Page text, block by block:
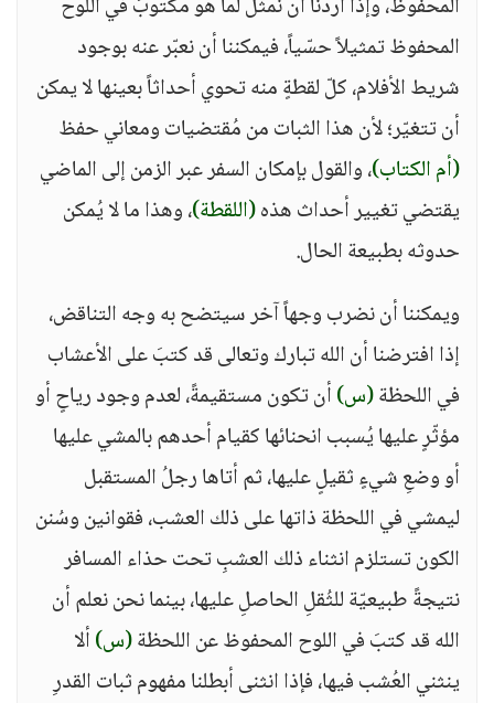
المحفوظ، وإذا أردنا أن نمثّل لما هو مكتوبٌ في اللوح
المحفوظ تمثيلاً حسّياً، فيمكننا أن نعبّر عنه بوجود
شريط الأفلام، كلّ لقطةٍ منه تحوي أحداثاً بعينها لا يمكن
أن تتغيّر؛ لأن هذا الثبات من مُقتضيات ومعاني حفظ
(أم الكتاب)، والقول بإمكان السفر عبر الزمن إلى الماضي
يقتضي تغيير أحداث هذه(اللقطة)، وهذا ما لا يُمكن
حدوثه بطبيعة الحال.
ويمكننا أن نضرب وجهاً آخر سيتضح به وجه التناقض،
إذا افترضنا أن الله تبارك وتعالى قد كتبَ على الأعشاب
في اللحظة(س)أن تكون مستقيمةً، لعدم وجود رياحٍ أو
مؤثّرٍ عليها يُسبب انحنائها كقيام أحدهم بالمشي عليها
أو وضعِ شيءٍ ثقيلٍ عليها، ثم أتاها رجلُ المستقبل
ليمشي في اللحظة ذاتها على ذلك العشب، فقوانين وسُنن
الكون تستلزم انثناء ذلك العشبِ تحت حذاء المسافر
نتيجةً طبيعيّة للثُقلِ الحاصلِ عليها، بينما نحن نعلم أن
الله قد كتبَ في اللوح المحفوظ عن اللحظة(س)ألا
ينثني العُشب فيها، فإذا انثنى أبطلنا مفهوم ثبات القدرِ